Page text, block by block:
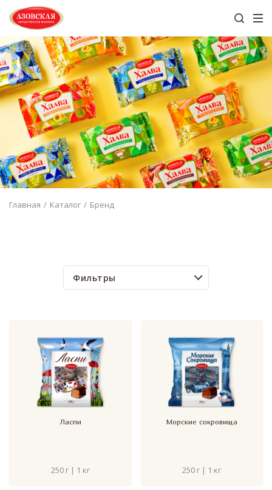
Главная Каталог Бренд
Фильтры
Ласпи
250 г | 1 кг
Морские сокровища
250 г | 1 кг